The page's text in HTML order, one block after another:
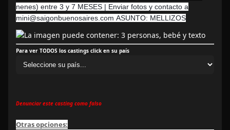
nenes) entre 3 y 7 MESES | Enviar fotos y contacto a
mini@saigonbuenosaires.com ASUNTO: MELLIZOS
Para ver TODOS los castings click en su país
Denunciar este casting como falso
Otras opciones: